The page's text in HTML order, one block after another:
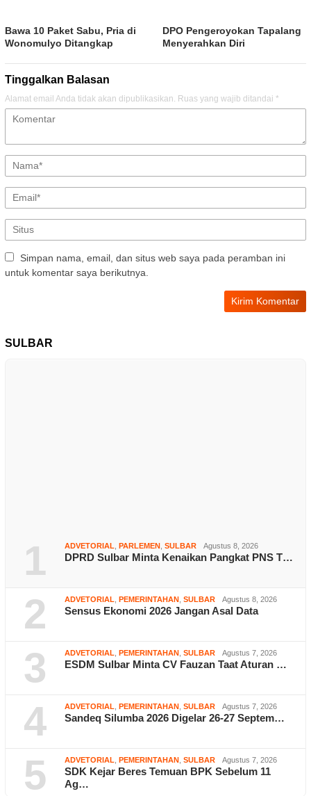
Bawa 10 Paket Sabu, Pria di
Wonomulyo Ditangkap
DPO Pengeroyokan Tapalang
Menyerahkan Diri
Tinggalkan Balasan
Alamat email Anda tidak akan dipublikasikan. Ruas yang wajib ditandai *
Simpan nama, email, dan situs web saya pada peramban ini
untuk komentar saya berikutnya.
SULBAR
1 ADVETORIAL PARLEMEN SULBAR Agustus 8, 2026
DPRD Sulbar Minta Kenaikan Pangkat PNS T…
2 ADVETORIAL PEMERINTAHAN SULBAR Agustus 8, 2026
Sensus Ekonomi 2026 Jangan Asal Data
3 ADVETORIAL PEMERINTAHAN SULBAR Agustus 7, 2026
ESDM Sulbar Minta CV Fauzan Taat Aturan …
4 ADVETORIAL PEMERINTAHAN SULBAR Agustus 7, 2026
Sandeq Silumba 2026 Digelar 26-27 Septem…
5 ADVETORIAL PEMERINTAHAN SULBAR Agustus 7, 2026
SDK Kejar Beres Temuan BPK Sebelum 11
Ag…